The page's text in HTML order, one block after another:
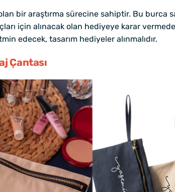
bir araştırma sürecine sahiptir. Bu burca
için alınacak olan hediyeye karar
edecek, tasarım hediyeler alınmalıdır.
Çantası